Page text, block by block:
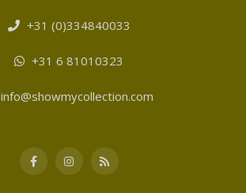
+31 (0)334840033
+31 6 81010323
info@showmycollection.com